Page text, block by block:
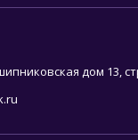
дом 13,